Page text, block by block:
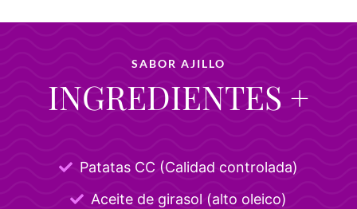
SABOR AJILLO
INGREDIENTES +
Patatas CC (Calidad controlada)
Aceite de girasol (alto oleico)